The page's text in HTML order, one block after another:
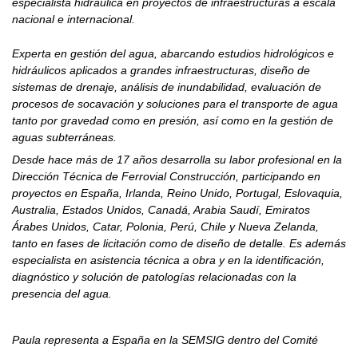
nacional e internacional.
Experta en gestión del agua, abarcando estudios hidrológicos e
hidráulicos aplicados a grandes infraestructuras, diseño de
sistemas de drenaje, análisis de inundabilidad, evaluación de
procesos de socavación y soluciones para el transporte de agua
tanto por gravedad como en presión, así como en la gestión de
aguas subterráneas.
Desde hace más de 17 años desarrolla su labor profesional en la
Dirección Técnica de Ferrovial Construcción, participando en
proyectos en España, Irlanda, Reino Unido, Portugal, Eslovaquia,
Australia, Estados Unidos, Canadá, Arabia Saudí, Emiratos
Árabes Unidos, Catar, Polonia, Perú, Chile y Nueva Zelanda,
tanto en fases de licitación como de diseño de detalle. Es además
especialista en asistencia técnica a obra y en la identificación,
diagnóstico y solución de patologías relacionadas con la
presencia del agua.
Paula representa a España en la SEMSIG dentro del Comité